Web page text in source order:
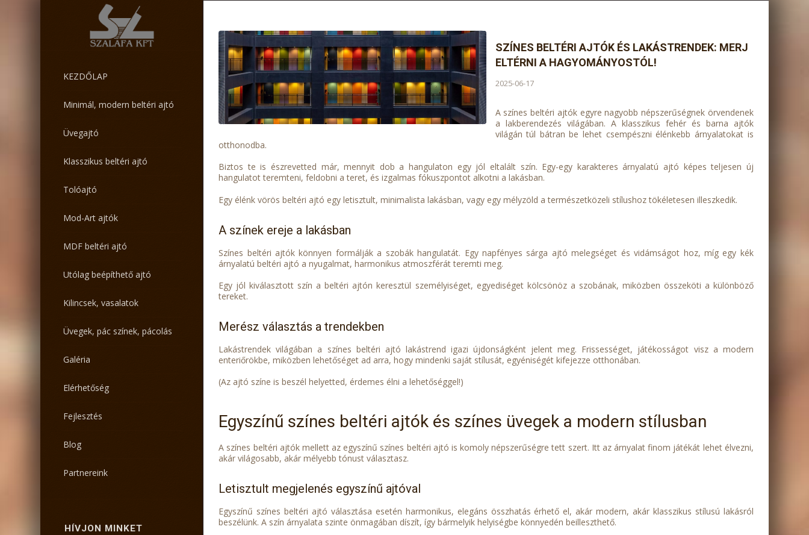
KEZDŐLAP
Minimál, modern beltéri ajtó
Üvegajtó
Klasszikus beltéri ajtó
Tolóajtó
Mod-Art ajtók
MDF beltéri ajtó
Utólag beépíthető ajtó
Kilincsek, vasalatok
Üvegek, pác színek, pácolás
Galéria
Elérhetőség
Fejlesztés
Blog
Partnereink
HÍVJON MINKET
SZÍNES BELTÉRI AJTÓK ÉS LAKÁSTRENDEK: MERJ
ELTÉRNI A HAGYOMÁNYOSTÓL!
2025-06-17
A színes beltéri ajtók egyre nagyobb népszerűségnek örvendenek
a lakberendezés világában. A klasszikus fehér és barna ajtók
világán túl bátran be lehet csempészni élénkebb árnyalatokat is
otthonodba.
Biztos te is észrevetted már, mennyit dob a hangulaton egy jól eltalált szín. Egy-egy karakteres árnyalatú ajtó képes teljesen új
hangulatot teremteni, feldobni a teret, és izgalmas fókuszpontot alkotni a lakásban.
Egy élénk vörös beltéri ajtó egy letisztult, minimalista lakásban, vagy egy mélyzöld a természetközeli stílushoz tökéletesen illeszkedik.
A színek ereje a lakásban
Színes beltéri ajtók könnyen formálják a szobák hangulatát. Egy napfényes sárga ajtó melegséget és vidámságot hoz, míg egy kék
árnyalatú beltéri ajtó a nyugalmat, harmonikus atmoszférát teremti meg.
Egy jól kiválasztott szín a beltéri ajtón keresztül személyiséget, egyediséget kölcsönöz a szobának, miközben összeköti a különböző
tereket.
Merész választás a trendekben
Lakástrendek világában a színes beltéri ajtó lakástrend igazi újdonságként jelent meg. Frissességet, játékosságot visz a modern
enteriőrökbe, miközben lehetőséget ad arra, hogy mindenki saját stílusát, egyéniségét kifejezze otthonában.
(Az ajtó színe is beszél helyetted, érdemes élni a lehetőséggel!)
Egyszínű színes beltéri ajtók és színes üvegek a modern stílusban
A színes beltéri ajtók mellett az egyszínű színes beltéri ajtó is komoly népszerűségre tett szert. Itt az árnyalat finom játékát lehet élvezni,
akár világosabb, akár mélyebb tónust választasz.
Letisztult megjelenés egyszínű ajtóval
Egyszínű színes beltéri ajtó választása esetén harmonikus, elegáns összhatás érhető el, akár modern, akár klasszikus stílusú lakásról
beszélünk. A szín árnyalata szinte önmagában díszít, így bármelyik helyiségbe könnyedén beilleszthető.